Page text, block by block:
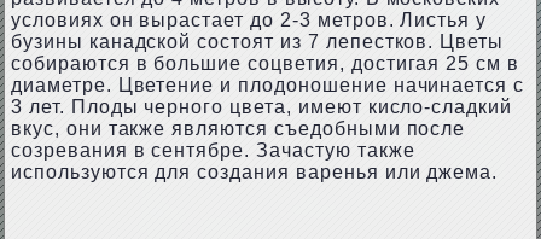
условиях он вырастает до 2-3 метров. Листья у
бузины канадской состоят из 7 лепестков. Цветы
собираются в большие соцветия, достигая 25 см в
диаметре. Цветение и плодоношение начинается с
3 лет. Плоды черного цвета, имеют кисло-сладкий
вкус, они также являются съедобными после
созревания в сентябре. Зачастую также
используются для создания варенья или джема.